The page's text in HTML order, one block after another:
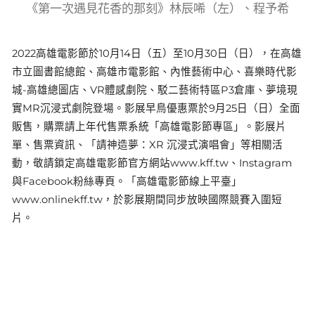
《第一次遇見花香的那刻》林辰唏（左）、程予希
2022高雄電影節於10月14日（五）至10月30日（日），在高雄
市立圖書館總館、高雄市電影館、內惟藝術中心、喜樂時代影
城-高雄總圖店、VR體感劇院、駁二藝術特區P3倉庫、夢境現
實MR沉浸式劇院登場。影展早鳥優惠票於9月25日（日）全面
販售，購票請上年代售票系統「高雄電影節專區」。影展片
單、售票資訊、「請神造夢：XR 沉浸式演唱會」等相關活
動，敬請鎖定高雄電影節官方網站www.kff.tw、Instagram
與Facebook粉絲專頁。「高雄電影節線上平臺」
www.onlinekff.tw，於影展期間同步放映國際競賽入圍短
片。